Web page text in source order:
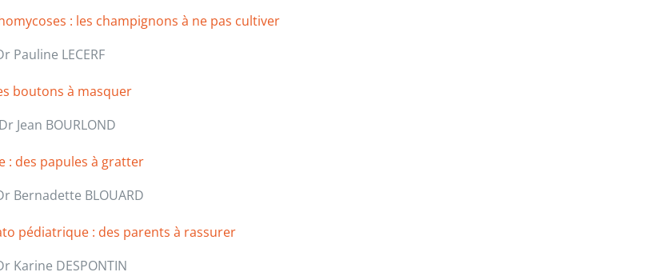
: les champignons à ne pas cultiver
Pauline LECERF
boutons à masquer
Jean BOURLOND
: des papules à gratter
Bernadette BLOUARD
pédiatrique : des parents à rassurer
Karine DESPONTIN